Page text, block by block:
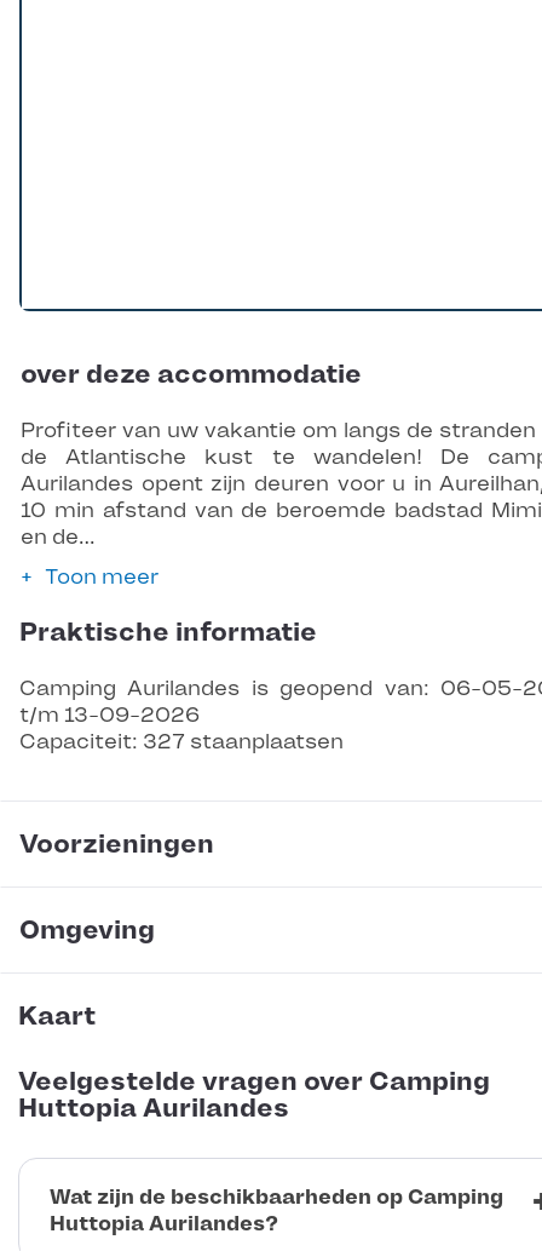
over deze accommodatie
Profiteer van uw vakantie om langs de stranden
de Atlantische kust te wandelen! De
Aurilandes opent zijn deuren voor u in
10 min afstand van de beroemde badstad
en de…
Toon meer
Praktische informatie
Camping Aurilandes is geopend van: 06-05-
t/m 13-09-2026
Capaciteit: 327 staanplaatsen
Voorzieningen
Omgeving
Kaart
Veelgestelde vragen over Camping
Huttopia Aurilandes
Wat zijn de beschikbaarheden op Camping
Huttopia Aurilandes?